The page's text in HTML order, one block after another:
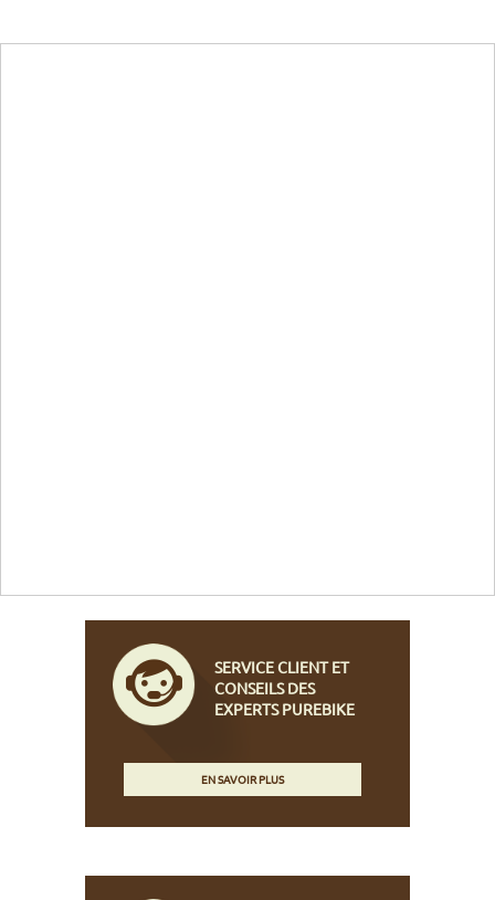
SERVICE CLIENT ET
CONSEILS DES
EXPERTS PUREBIKE
EN SAVOIR PLUS